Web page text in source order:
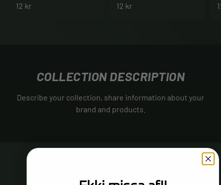
12 kr
12 kr
COLLECTION DESCRIPTION
Describe your collection, share information about your
brand and products.